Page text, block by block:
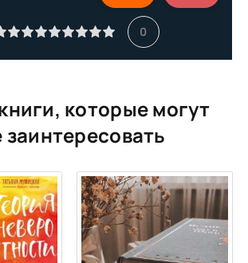
0
которые могут
заинтересовать